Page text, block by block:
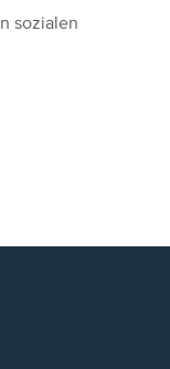
sozialen